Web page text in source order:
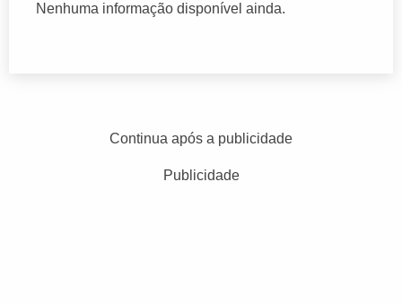
Nenhuma informação disponível ainda.
Continua após a publicidade
Publicidade